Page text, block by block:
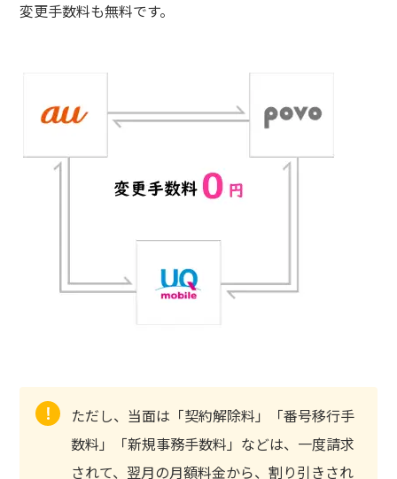
変更手数料も無料です。
ただし、当面は「契約解除料」「番号移行手
数料」「新規事務手数料」などは、一度請求
されて、翌月の月額料金から、割り引きされ